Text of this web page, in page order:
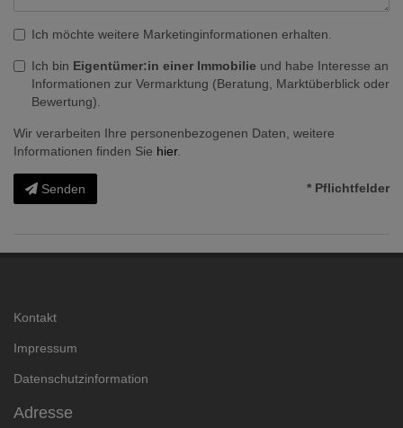
Ich möchte weitere Marketinginformationen erhalten.
Ich bin Eigentümer:in einer Immobilie und habe Interesse an
Informationen zur Vermarktung (Beratung, Marktüberblick oder
Bewertung).
Wir verarbeiten Ihre personenbezogenen Daten, weitere
Informationen finden Sie hier.
Senden * Pflichtfelder
Kontakt
Impressum
Datenschutzinformation
Adresse